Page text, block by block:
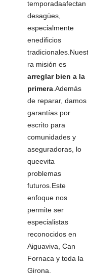
temporadaafectan
desagües,
especialmente
enedificios
tradicionales.Nuest
ra misión es
arreglar bien a la
primera.Además
de reparar, damos
garantías por
escrito para
comunidades y
aseguradoras, lo
queevita
problemas
futuros.Este
enfoque nos
permite ser
especialistas
reconocidos en
Aiguaviva, Can
Fornaca y toda la
Girona.